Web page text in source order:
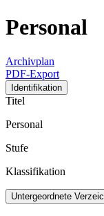
Personal
Archivplan
PDF-Export
Identifikation
Titel
Personal
Stufe
Klassifikation
Untergeordnete